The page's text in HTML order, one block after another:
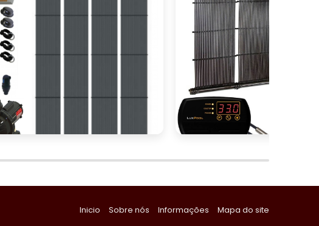
Inicio Sobre nós Informações Mapa do site